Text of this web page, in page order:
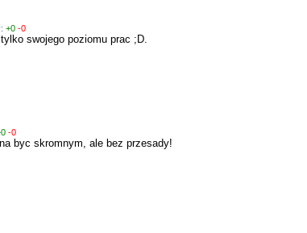
+0 -0
swojego poziomu prac ;D.
-0
byc skromnym, ale bez przesady!